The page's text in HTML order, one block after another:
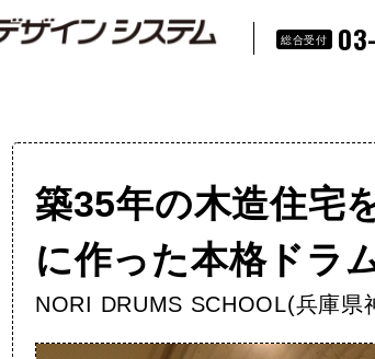
総合受付
築35年の木造住宅
に作った本格ドラ
NORI DRUMS SCHOOL(兵庫県